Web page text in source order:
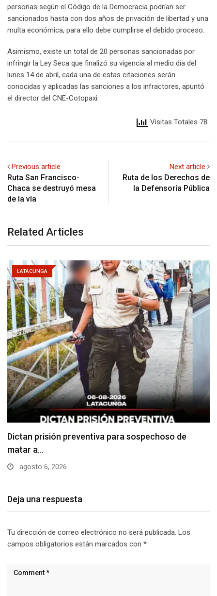
personas según el Código de la Democracia podrían ser
sancionados hasta con dos años de privación de libertad y una
multa económica, para ello debe cumplirse el debido proceso.
Asimismo, existe un total de 20 personas sancionadas por
infringir la Ley Seca que finalizó su vigencia al medio día del
lunes 14 de abril, cada una de estas citaciones serán
conocidas y aplicadas las sanciones a los infractores, apuntó
el director del CNE-Cotopaxi.
Visitas Totales 78
Previous article
Ruta San Francisco-
Chaca se destruyó mesa
de la vía
Next article
Ruta de los Derechos de
la Defensoría Pública
Related Articles
LATACUNGA
Usuarios madrugan y hacen largas filas para
obtener…
agosto 6, 2026
Deja una respuesta
Tu dirección de correo electrónico no será publicada. Los
campos obligatorios están marcados con *